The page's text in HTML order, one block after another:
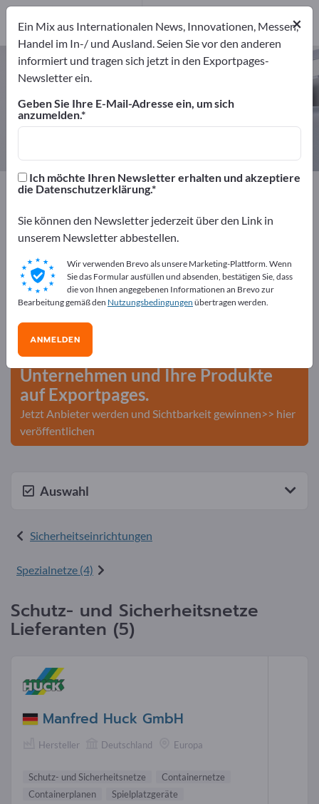
Schutz- und Sicherheitsnetze –
Anbieter Hersteller
Hersteller
Exportpages
Sicherheit & Schutz
Schutz- und Sicherheitsnetze
Kostenlos inserieren auf
Exportpages!
Bedarfe – Angebote – Gebrauchtwaren –
Geschäftskontakte>> hier starten
Veröffentlichen Sie Ihr
Unternehmen und Ihre Produkte
auf Exportpages.
Jetzt Anbieter werden und Sichtbarkeit gewinnen>> hier
veröffentlichen
Auswahl
Sicherheitseinrichtungen
Spezialnetze (4)
Schutz- und Sicherheitsnetze
Lieferanten (5)
Manfred Huck GmbH
Hersteller Deutschland Europa
Schutz- und Sicherheitsnetze
Containernetze
Containerplanen
Spielplatzgeräte
×
Ein Mix aus Internationalen News, Innovationen, Messen,
Handel im In-/ und Ausland. Seien Sie vor den anderen
informiert und tragen sich jetzt in den Exportpages-
Newsletter ein.
Geben Sie Ihre E-Mail-Adresse ein, um sich
anzumelden.
Ich möchte Ihren Newsletter erhalten und akzeptiere
die Datenschutzerklärung.
Sie können den Newsletter jederzeit über den Link in
unserem Newsletter abbestellen.
Wir verwenden Brevo als unsere Marketing-Plattform. Wenn
Sie das Formular ausfüllen und absenden, bestätigen Sie, dass
die von Ihnen angegebenen Informationen an Brevo zur
Bearbeitung gemäß den Nutzungsbedingungen übertragen werden.
ANMELDEN